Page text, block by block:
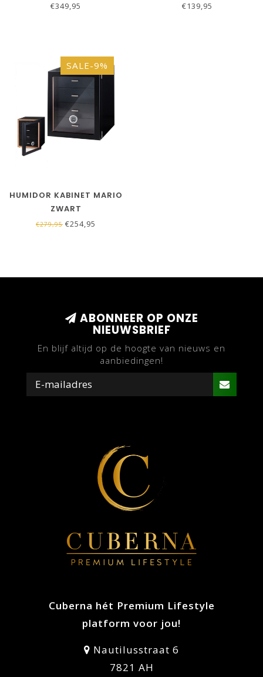
€349,95 €139,95
SALE-9%
HUMIDOR KABINET MARIO
ZWART
€279,95 €254,95
ABONNEER OP ONZE
NIEUWSBRIEF
En blijf altijd op de hoogte van nieuws en
aanbiedingen!
Cuberna hét Premium Lifestyle
platform voor jou!
Nautilusstraat 6
7821 AH